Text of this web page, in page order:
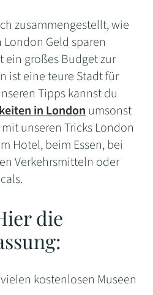
zusammengestellt, wie
Geld sparen
ein großes Budget zur
ist eine teure Stadt für
Tipps kannst du
in Londonumsonst
unseren Tricks London
Hotel, beim Essen, bei
Verkehrsmitteln oder
die
kostenlosen Museen